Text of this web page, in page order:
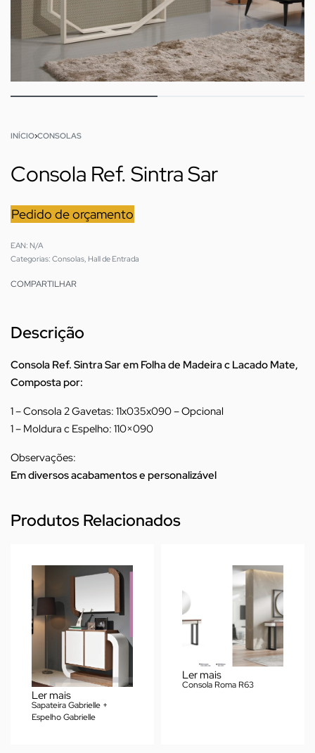
INÍCIO›CONSOLAS
Consola Ref. Sintra Sar
Pedido de orçamento
EAN: N/A
Categorias: Consolas Hall de Entrada
COMPARTILHAR
Descrição
Consola Ref. Sintra Sar em Folha de Madeira c Lacado Mate,
Composta por:
1 – Consola 2 Gavetas: 11x035x090 – Opcional
1 – Moldura c Espelho: 110×090
Observações:
Em diversos acabamentos e personalizável
Produtos Relacionados
Ler mais
Sapateira Gabrielle +
Espelho Gabrielle
Ler mais
Consola Roma R63